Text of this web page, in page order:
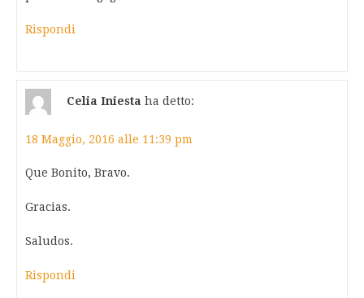
Rispondi
Celia Iniesta ha detto:
18 Maggio, 2016 alle 11:39 pm
Que Bonito, Bravo.
Gracias.
Saludos.
Rispondi